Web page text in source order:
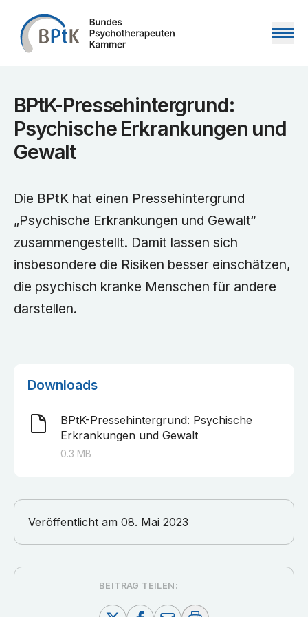
Zum Inhalt springen
BPtK-Pressehintergrund:
Psychische Erkrankungen und
Gewalt
Die BPtK hat einen Pressehintergrund
„Psychische Erkrankungen und Gewalt“
zusammengestellt. Damit lassen sich
insbesondere die Risiken besser einschätzen,
die psychisch kranke Menschen für andere
darstellen.
Downloads
BPtK-Pressehintergrund: Psychische
Erkrankungen und Gewalt
0.3 MB
Veröffentlicht am 08. Mai 2023
BEITRAG TEILEN: